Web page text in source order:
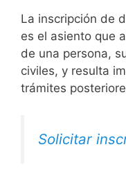
La inscripción de
es el asiento que
de una persona,
civiles, y resulta
trámites
Solicitar